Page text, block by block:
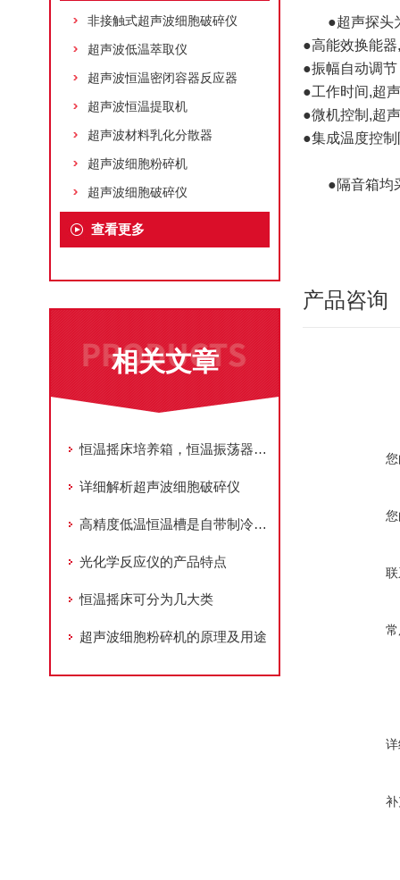
非接触式超声波细胞破碎仪
超声波低温萃取仪
超声波恒温密闭容器反应器
超声波恒温提取机
超声波材料乳化分散器
超声波细胞粉碎机
超声波细胞破碎仪
查看更多
相关文章
恒温摇床培养箱，恒温振荡器的几大注意事项
详细解析超声波细胞破碎仪
高精度低温恒温槽是自带制冷和加热的高精度恒温源
光化学反应仪的产品特点
恒温摇床可分为几大类
超声波细胞粉碎机的原理及用途
●超声探头
●高能效换能
●振幅自动调
●工作时间,超
●微机控制,超
●集成温度控
●隔音箱均
产品咨询